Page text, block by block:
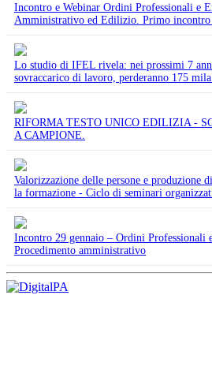
Incontro e Webinar Ordini Professionali e
Amministrativo ed Edilizio. Primo
Lo studio di IFEL rivela: nei prossimi 7
sovraccarico di lavoro, perderanno 175 mila
RIFORMA TESTO UNICO EDILIZIA -
A CAMPIONE.
Valorizzazione delle persone e produzione
la formazione - Ciclo di seminari
Incontro 29 gennaio – Ordini
Procedimento amministrativo